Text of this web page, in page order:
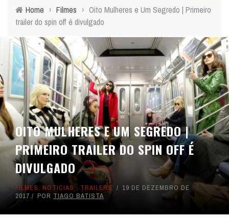
Home › Filmes › Oito Mulheres e Um Segredo | Primeiro
trailer do spin off é divulgado
OITO MULHERES E UM SEGREDO |
PRIMEIRO TRAILER DO SPIN OFF É
DIVULGADO
FILMES, NOTICIAS , TRAILERS
19 DE DEZEMBRO DE
2017
POR TIAGO BATISTA